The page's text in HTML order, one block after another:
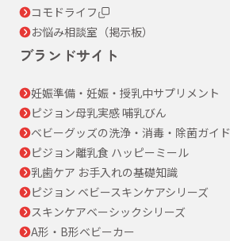
コモドライフ
お悩み相談室（掲示板）
ブランドサイト
妊娠準備・妊娠・授乳中サプリメント
ピジョン母乳実感 哺乳びん
ベビーグッズの洗浄・消毒・除菌ガイド
ピジョン離乳食 ハッピーミール
乳歯ケア お手入れの基礎知識
ピジョン ベビースキンケアシリーズ
スキンケアベーシックシリーズ
A形・B形ベビーカー